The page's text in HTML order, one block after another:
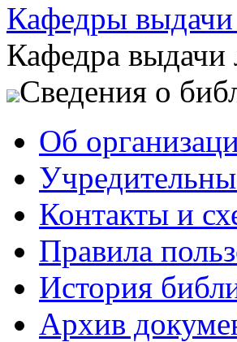
Кафедры выдачи
Кафедра выдачи
Сведения о
Об
Контакты и
Правила
История
Архив